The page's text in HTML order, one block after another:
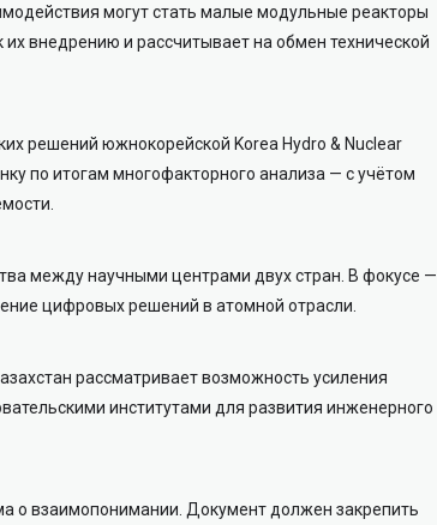
могут стать малые модульные реакторы
внедрению и рассчитывает на обмен технической
решений южнокорейской Korea Hydro & Nuclear
по итогам многофакторного анализа — с учётом
между научными центрами двух стран. В фокусе —
цифровых решений в атомной отрасли.
рассматривает возможность усиления
институтами для развития инженерного
о взаимопонимании. Документ должен закрепить